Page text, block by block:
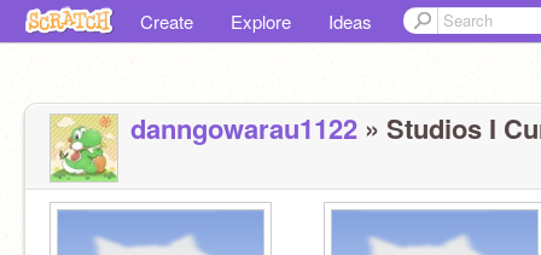
Create Explore Ideas
danngowarau1122 » Studios I